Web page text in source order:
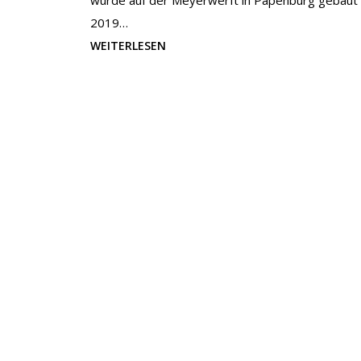
2019…
WEITERLESEN